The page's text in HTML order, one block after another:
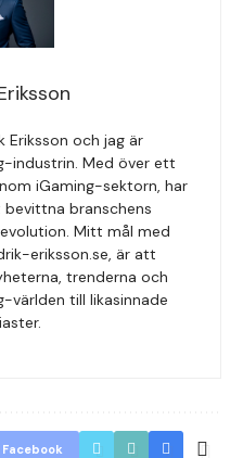
Eriksson och jag är
industrin. Med över ett
iGaming-sektorn, har
branschens
Mitt mål med
eriksson.se, är att
trenderna och
världen till likasinnade
Facebook